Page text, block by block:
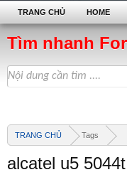
Tìm nhanh
TRANG CHỦ Tags
alcatel u5
TRANG CHỦ HOME